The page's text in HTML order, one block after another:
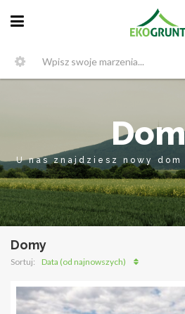
U nas znajdziesz nowy
Domy
Sortuj: Data (od najnowszych)